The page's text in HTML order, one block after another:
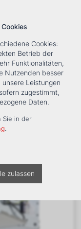
Suche
›
Cookies:
Betrieb der
Funktionalitäten,
Nutzenden besser
Leistungen
zugestimmt,
Daten.
Sie in der
.
zulassen